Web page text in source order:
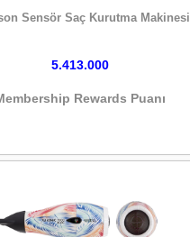
Sensör Saç Kurutma Makinesi
5.413.000
Rewards Puanı